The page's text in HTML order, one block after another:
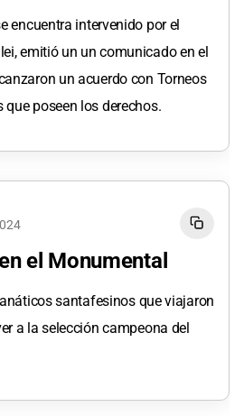
encuentra intervenido por el
emitió un un comunicado en el
un acuerdo con Torneos
que poseen los derechos.
el Monumental
santafesinos que viajaron
a la selección campeona del